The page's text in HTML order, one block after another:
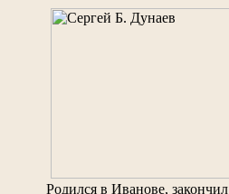
Родился в Иванове, закончил